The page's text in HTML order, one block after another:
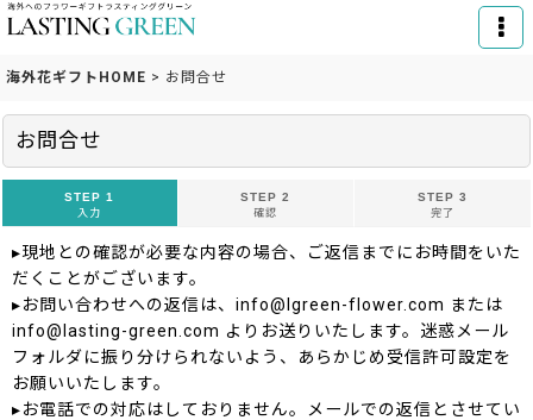
海外花ギフトHOME > お問合せ
お問合せ
STEP 1
入力
STEP 2
確認
STEP 3
完了
▸現地との確認が必要な内容の場合、ご返信までにお時間をいた
だくことがございます。
▸お問い合わせへの返信は、info@lgreen-flower.com または
info@lasting-green.com よりお送りいたします。迷惑メール
フォルダに振り分けられないよう、あらかじめ受信許可設定を
お願いいたします。
▸お電話での対応はしておりません。メールでの返信とさせてい